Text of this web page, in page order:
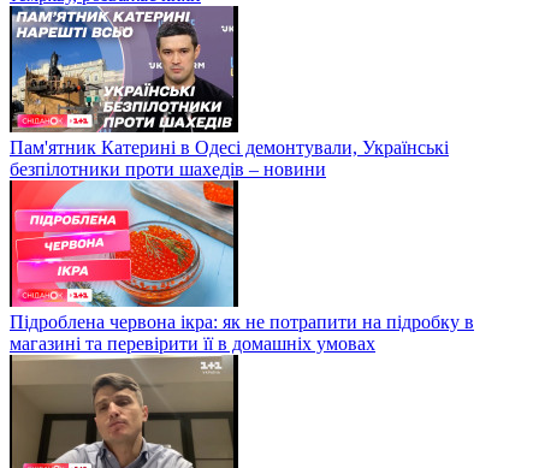
Пам'ятник Катерині в Одесі демонтували, Українські
безпілотники проти шахедів – новини
Підроблена червона ікра: як не потрапити на підробку в
магазині та перевірити її в домашніх умовах